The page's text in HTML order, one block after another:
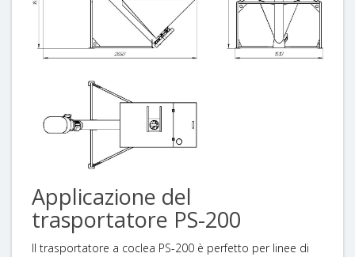
Applicazione del
trasportatore PS-200
Il trasportatore a coclea PS-200 è perfetto per linee di